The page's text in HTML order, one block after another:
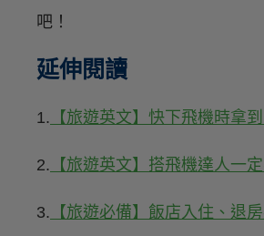
吧！
延伸閱讀
1. 【旅遊英文】快下飛機時拿
2. 【旅遊英文】搭飛機達人一
3. 【旅遊必備】飯店入住、退